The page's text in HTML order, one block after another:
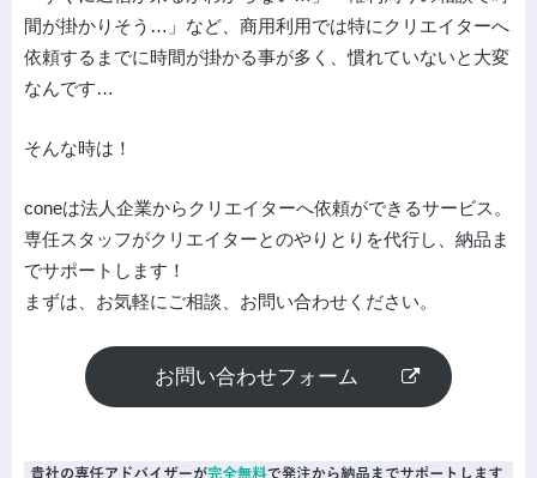
間が掛かりそう…」など、商用利用では特にクリエイターへ
依頼するまでに時間が掛かる事が多く、慣れていないと大変
なんです…
そんな時は！
coneは法人企業からクリエイターへ依頼ができるサービス。
専任スタッフがクリエイターとのやりとりを代行し、納品ま
でサポートします！
まずは、お気軽にご相談、お問い合わせください。
お問い合わせフォーム